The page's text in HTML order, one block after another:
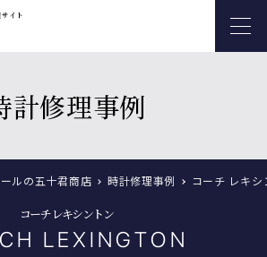
イト
計修理事例
ルの五十君商店 時計修理事例 コーチ レキシ
コーチ レキシントン
LEXINGTON